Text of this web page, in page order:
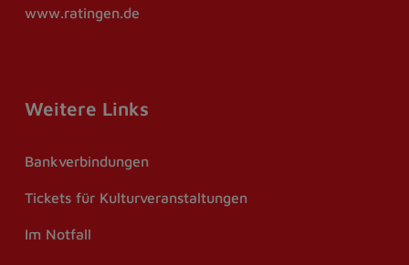
www.ratingen.de
Weitere Links
Bankverbindungen
Tickets für Kulturveranstaltungen
Im Notfall